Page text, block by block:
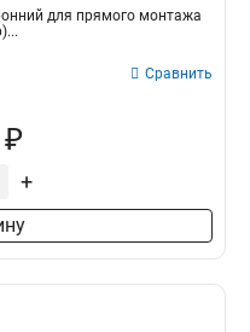
для прямого монтажа
Сравнить
+